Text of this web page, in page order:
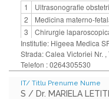
1
Ultrasonografie
2
Medicina materno-
3
Chirurgie
Institutie: Higeea Medica
Strada: Calea Victoriei Nr. ,
Telefon : 0264305530
IT/ Titlu Prenume Nume
S / Dr. MARIELA